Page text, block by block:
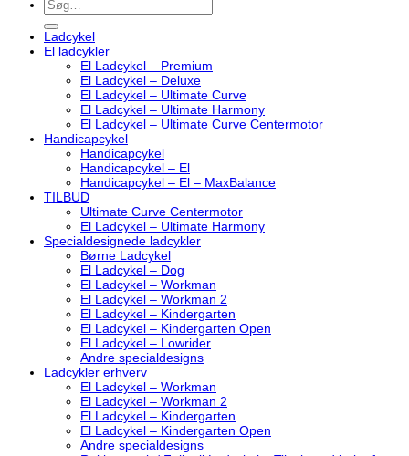
efter:
Ladcykel
El ladcykler
El Ladcykel – Premium
El Ladcykel – Deluxe
El Ladcykel – Ultimate Curve
El Ladcykel – Ultimate Harmony
El Ladcykel – Ultimate Curve Centermotor
Handicapcykel
Handicapcykel
Handicapcykel – El
Handicapcykel – El – MaxBalance
TILBUD
Ultimate Curve Centermotor
El Ladcykel – Ultimate Harmony
Specialdesignede ladcykler
Børne Ladcykel
El Ladcykel – Dog
El Ladcykel – Workman
El Ladcykel – Workman 2
El Ladcykel – Kindergarten
El Ladcykel – Kindergarten Open
El Ladcykel – Lowrider
Andre specialdesigns
Ladcykler erhverv
El Ladcykel – Workman
El Ladcykel – Workman 2
El Ladcykel – Kindergarten
El Ladcykel – Kindergarten Open
Andre specialdesigns